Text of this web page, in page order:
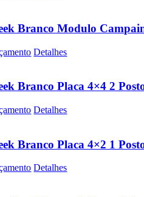
Branco Modulo
Detalhes
Branco Placa 4×4 2
Detalhes
Branco Placa 4×2 1
Detalhes